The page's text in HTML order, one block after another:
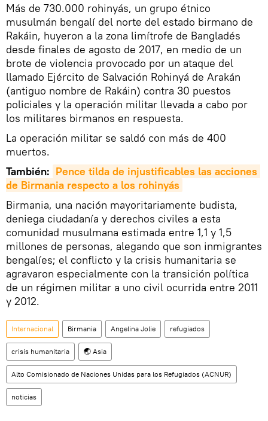
Más de 730.000 rohinyás, un grupo étnico
musulmán bengalí del norte del estado birmano de
Rakáin, huyeron a la zona limítrofe de Bangladés
desde finales de agosto de 2017, en medio de un
brote de violencia provocado por un ataque del
llamado Ejército de Salvación Rohinyá de Arakán
(antiguo nombre de Rakáin) contra 30 puestos
policiales y la operación militar llevada a cabo por
los militares birmanos en respuesta.
La operación militar se saldó con más de 400
muertos.
También: Pence tilda de injustificables las acciones
de Birmania respecto a los rohinyás
Birmania, una nación mayoritariamente budista,
deniega ciudadanía y derechos civiles a esta
comunidad musulmana estimada entre 1,1 y 1,5
millones de personas, alegando que son inmigrantes
bengalíes; el conflicto y la crisis humanitaria se
agravaron especialmente con la transición política
de un régimen militar a uno civil ocurrida entre 2011
y 2012.
Internacional Birmania Angelina Jolie refugiados
crisis humanitaria 🌏 Asia
Alto Comisionado de Naciones Unidas para los Refugiados (ACNUR)
noticias